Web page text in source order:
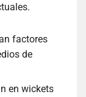
factores
de
en wickets